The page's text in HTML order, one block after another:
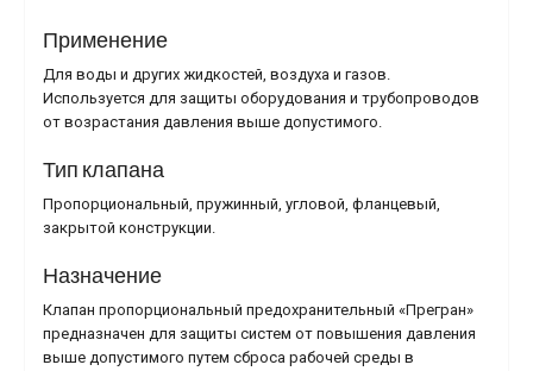
Применение
Для воды и других жидкостей, воздуха и газов.
Используется для защиты оборудования и трубопроводов
от возрастания давления выше допустимого.
Тип клапана
Пропорциональный, пружинный, угловой, фланцевый,
закрытой конструкции.
Назначение
Клапан пропорциональный предохранительный «Прегран»
предназначен для защиты систем от повышения давления
выше допустимого путем сброса рабочей среды в